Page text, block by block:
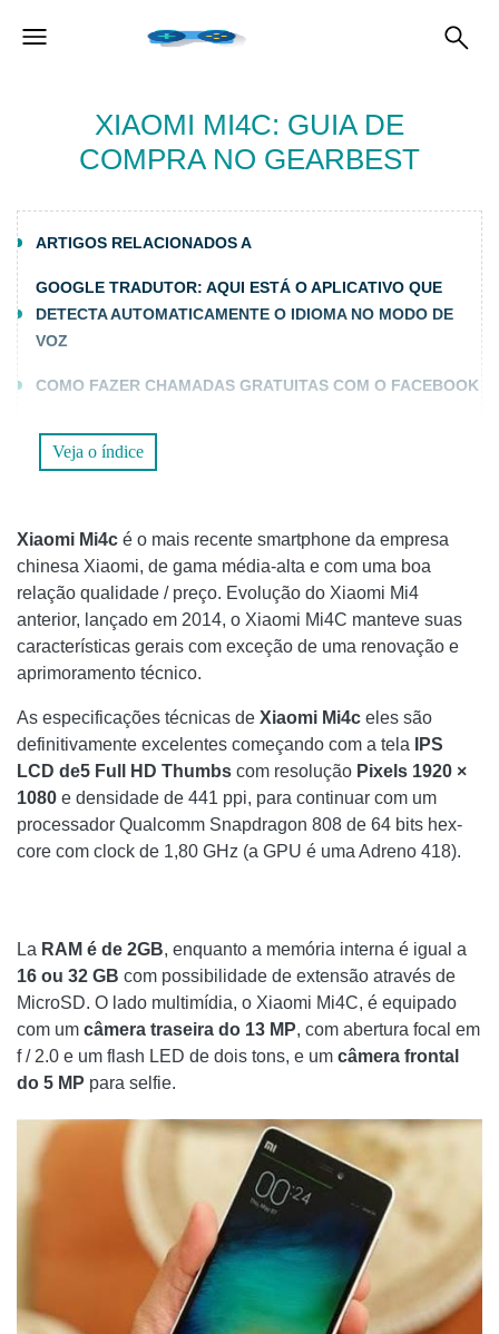
XIAOMI MI4C: GUIA DE
COMPRA NO GEARBEST
ARTIGOS RELACIONADOS A
GOOGLE TRADUTOR: AQUI ESTÁ O APLICATIVO QUE
DETECTA AUTOMATICAMENTE O IDIOMA NO MODO DE
VOZ
COMO FAZER CHAMADAS GRATUITAS COM O FACEBOOK
COMO DESATIVAR JAVASCRIPT NO GOOGLE CHROME
NOVO ENDEREÇO TANTIFILM (O ORIGINAL)
COMO FAZER UMA SOLICITAÇÃO DE CANCELAMENTO DE
ASSINATURA AO MECANISMO DE PESQUISA BING
ADICIONE UM COMENTÁRIO DO XIAOMI MI4C: GUIA DE
COMPRA NO GEARBEST
SONCHI SONO PARA AMANTES DA REALIDADE VIRTUAL?
QUE INFORMAÇÕES COMPARTILHAMOS?
🤖QUAIS SÃO OS MELHORES PRODUTOS DE REALIDADE
COMO DESCOBRIR QUEM VISITA SEU PERFIL NO
FACEBOOK
COMO INSERIR UM BOTÃO DE DOAÇÃO NO
BLOGENGINE.NET
RASTREIE CLIQUES DO TWITTER COM O FEEDBURNER
COMO ARQUIVAR MENSAGENS DO OUTLOOK
Veja o índice
Xiaomi Mi4c é o mais recente smartphone da empresa
chinesa Xiaomi, de gama média-alta e com uma boa
relação qualidade / preço. Evolução do Xiaomi Mi4
anterior, lançado em 2014, o Xiaomi Mi4C manteve suas
características gerais com exceção de uma renovação e
aprimoramento técnico.
As especificações técnicas de Xiaomi Mi4c eles são
definitivamente excelentes começando com a tela
IPS
LCD de5 Full HD Thumbs com resolução Pixels 1920 ×
1080 e densidade de 441 ppi, para continuar com um
processador Qualcomm Snapdragon 808 de 64 bits hex-
core com clock de 1,80 GHz (a GPU é uma Adreno 418).
La RAM é de 2GB, enquanto a memória interna é igual a
16 ou 32 GB com possibilidade de extensão através de
MicroSD. O lado multimídia, o Xiaomi Mi4C, é equipado
com um câmera traseira do 13 MP, com abertura focal em
f / 2.0 e um flash LED de dois tons, e um câmera frontal
do 5 MP para selfie.